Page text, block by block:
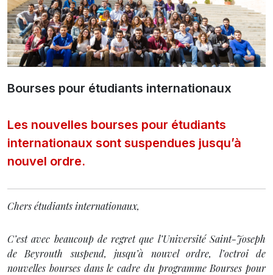
Bourses pour étudiants internationaux
Les nouvelles bourses pour étudiants
internationaux sont suspendues jusqu’à
nouvel ordre.
Chers étudiants internationaux,
C’est avec beaucoup de regret que l’Université Saint-Joseph
de Beyrouth suspend, jusqu’à nouvel ordre, l’octroi de
nouvelles bourses dans le cadre du programme Bourses pour